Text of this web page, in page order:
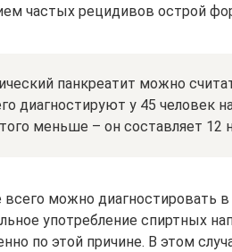
частых рецидивов острой
панкреатит можно
диагностируют у 45 человек
меньше – он составляет 12
можно диагностировать
употребление спиртных
по этой причине. В этом